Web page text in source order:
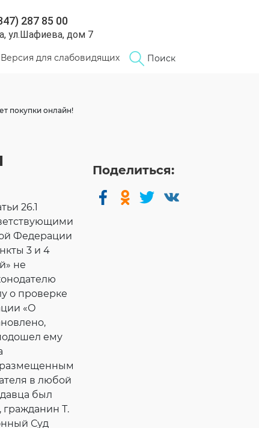
287 85 00
ул.Шафиева, дом 7
Поиск
Версия для слабовидящих
покупки онлайн!
26.1
Федерации
3 и 4
не
о проверке
«О
ему
размещенным
в любой
был
гражданин Т.
Суд
Поделиться: